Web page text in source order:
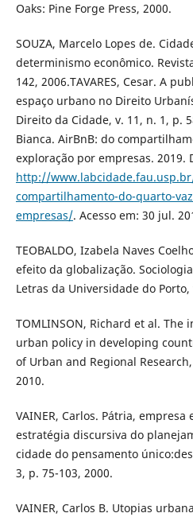
Oaks: Pine Forge Press, 2000.
SOUZA, Marcelo Lopes de.
determinismo econômico.
142, 2006.TAVARES, Cesar. A
espaço urbano no Direito
Direito da Cidade, v. 11, n. 1, p.
Bianca. AirBnB: do
exploração por empresas. 2019.
http://
compartilhamento-do-quarto-
empresas/. Acesso em: 30 jul.
TEOBALDO, Izabela Naves
efeito da globalização.
Letras da Universidade do Porto,
TOMLINSON, Richard et al. The
urban policy in developing
of Urban and Regional
2010.
VAINER, Carlos. Pátria,
estratégia discursiva do
cidade do pensamento
3, p. 75-103, 2000.
VAINER, Carlos B. Utopias